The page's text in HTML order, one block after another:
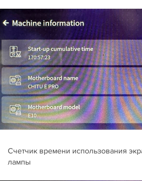
Счетчик времени использования
лампы